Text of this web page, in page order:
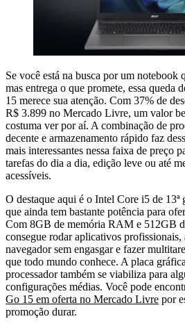
Se você está na busca por um notebook
mas entrega o que promete, essa queda
15 merece sua atenção. Com 37% de
R$ 3.899 no Mercado Livre, um valor
costuma ver por aí. A combinação de
decente e armazenamento rápido faz
mais interessantes nessa faixa de preço
tarefas do dia a dia, edição leve ou até
acessíveis.
O destaque aqui é o Intel Core i5 de 13ª
que ainda tem bastante potência para
Com 8GB de memória RAM e 512GB
consegue rodar aplicativos profissionais,
navegador sem engasgar e fazer
que todo mundo conhece. A placa
processador também se viabiliza para
configurações médias. Você pode
Go 15 em oferta no Mercado Livre por
promoção durar.